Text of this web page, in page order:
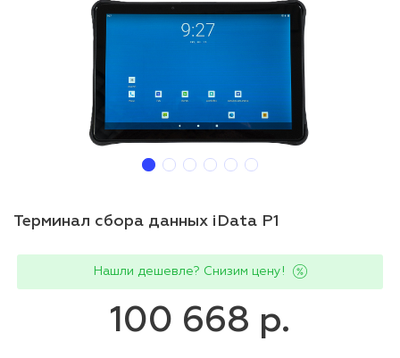
Терминал сбора данных iData P1
Нашли дешевле? Снизим цену!
100 668 р.